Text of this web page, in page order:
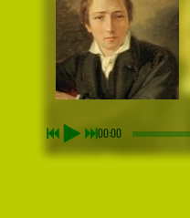
00:00